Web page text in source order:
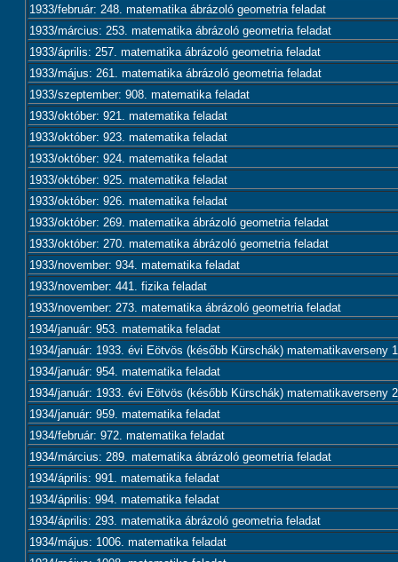
1933/február: 248. matematika ábrázoló geometria feladat
1933/március: 253. matematika ábrázoló geometria feladat
1933/április: 257. matematika ábrázoló geometria feladat
1933/május: 261. matematika ábrázoló geometria feladat
1933/szeptember: 908. matematika feladat
1933/október: 921. matematika feladat
1933/október: 923. matematika feladat
1933/október: 924. matematika feladat
1933/október: 925. matematika feladat
1933/október: 926. matematika feladat
1933/október: 269. matematika ábrázoló geometria feladat
1933/október: 270. matematika ábrázoló geometria feladat
1933/november: 934. matematika feladat
1933/november: 441. fizika feladat
1933/november: 273. matematika ábrázoló geometria feladat
1934/január: 953. matematika feladat
1934/január: 1933. évi Eötvös (később Kürschák) matematikaverseny
1934/január: 954. matematika feladat
1934/január: 1933. évi Eötvös (később Kürschák) matematikaverseny
1934/január: 959. matematika feladat
1934/február: 972. matematika feladat
1934/március: 289. matematika ábrázoló geometria feladat
1934/április: 991. matematika feladat
1934/április: 994. matematika feladat
1934/április: 293. matematika ábrázoló geometria feladat
1934/május: 1006. matematika feladat